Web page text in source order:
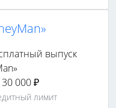
выпуск
000 ₽
лимит